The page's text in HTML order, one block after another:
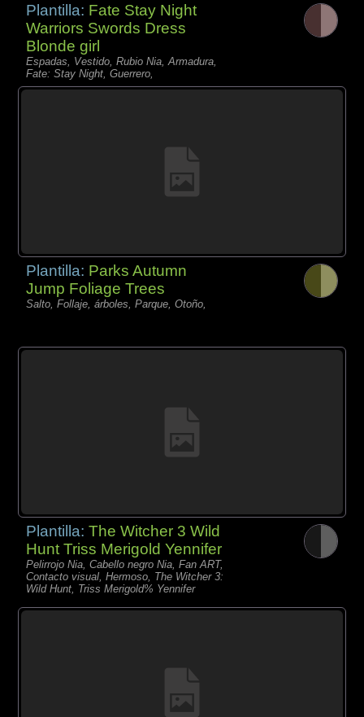
Plantilla: Fate Stay Night
Warriors Swords Dress
Blonde girl
Espadas, Vestido, Rubio Nia, Armadura,
Fate: Stay Night, Guerrero,
Plantilla: Parks Autumn
Jump Foliage Trees
Salto, Follaje, árboles, Parque, Otoño,
Plantilla:The Witcher 3 Wild
Hunt Triss Merigold Yennifer
Pelirrojo Nia, Cabello negro Nia, Fan ART,
Contacto visual, Hermoso, The Witcher 3:
Wild Hunt, Triss Merigold% Yennifer